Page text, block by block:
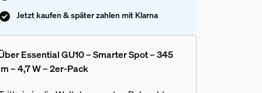
Jetzt kaufen & später zahlen mit Klarna
Essential GU10 – Smarter Spot – 345
– 4,7 W – 2er-Pack